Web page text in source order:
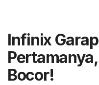
Infinix
Bocor!